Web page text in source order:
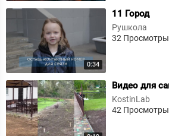
0:34
⁣11 Город
Рушкола
32 Просмотры
⁣Видео для
KostinLab
42 Просмотры